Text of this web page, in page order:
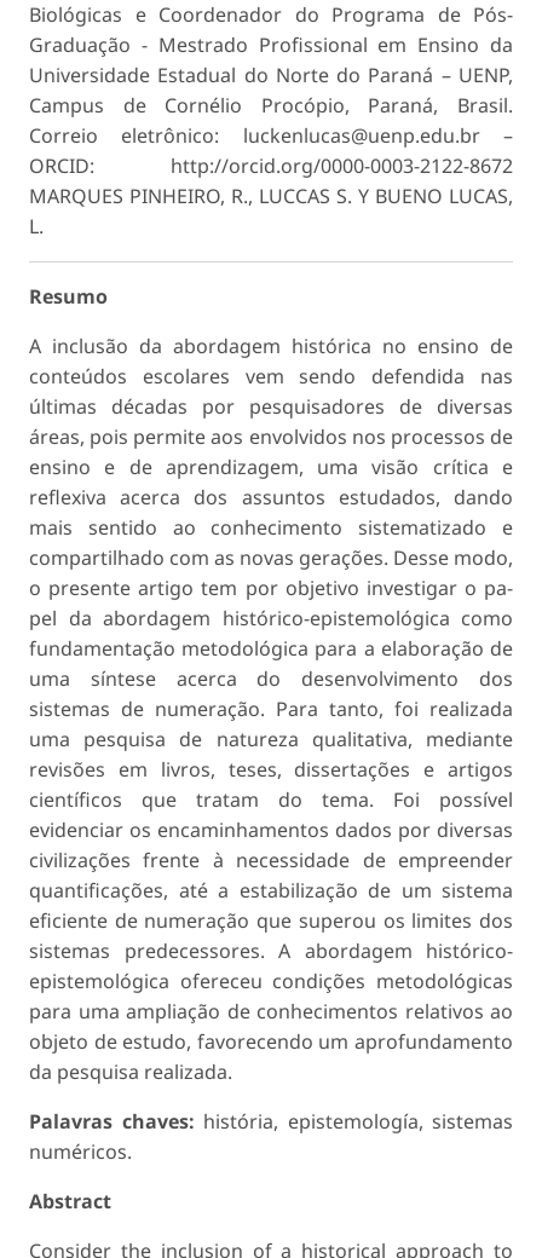
Biológicas e Coordenador do Programa de Pós-
Graduação - Mestrado Profissional em Ensino da
Universidade Estadual do Norte do Paraná – UENP,
Campus de Cornélio Procópio, Paraná, Brasil.
Correio eletrônico: luckenlucas@uenp.edu.br –
ORCID: http://orcid.org/0000-0003-2122-8672
MARQUES PINHEIRO, R., LUCCAS S. Y BUENO LUCAS,
L.
Resumo
A inclusão da abordagem histórica no ensino de
conteúdos escolares vem sendo defendida nas
últimas décadas por pesquisadores de diversas
áreas, pois permite aos envolvidos nos processos de
ensino e de aprendizagem, uma visão crítica e
reflexiva acerca dos assuntos estudados, dando
mais sentido ao conhecimento sistematizado e
compartilhado com as novas gerações. Desse modo,
o presente artigo tem por objetivo investigar o pa­
pel da abordagem histórico-epistemológica como
fundamentação metodológica para a elaboração de
uma síntese acerca do desenvolvimento dos
sistemas de numeração. Para tanto, foi realizada
uma pesquisa de natureza qualitativa, mediante
revisões em livros, teses, dissertações e artigos
científicos que tratam do tema. Foi possível
evidenciar os encaminhamentos dados por diversas
civilizações frente à necessidade de empreender
quantificações, até a estabilização de um sistema
eficiente de numeração que superou os limites dos
sistemas predecessores. A abordagem histórico-
epistemológica ofereceu condições metodológicas
para uma ampliação de conhecimentos relativos ao
objeto de estudo, favorecendo um aprofundamento
da pesquisa realizada.
Palavras chaves: história, epistemología, sistemas
numéricos.
Abstract
Consider the inclusion of a historical approach to